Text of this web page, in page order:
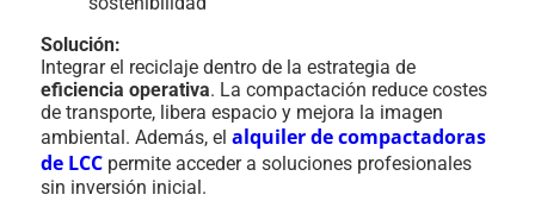
Solución:
Integrar el reciclaje dentro de la estrategia de
eficiencia operativa. La compactación reduce costes
de transporte, libera espacio y mejora la imagen
ambiental. Además, el alquiler de compactadoras
de LCC permite acceder a soluciones profesionales
sin inversión inicial.